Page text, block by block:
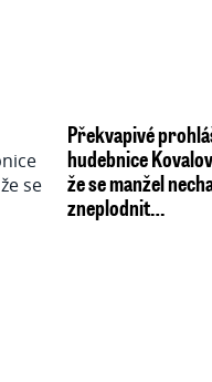
Překvapivé
hudebnice
že se manžel
zneplodnit…